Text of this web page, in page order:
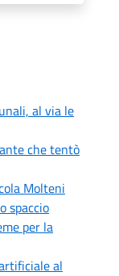
al via le
che tentò
Molteni
spaccio
per la
al